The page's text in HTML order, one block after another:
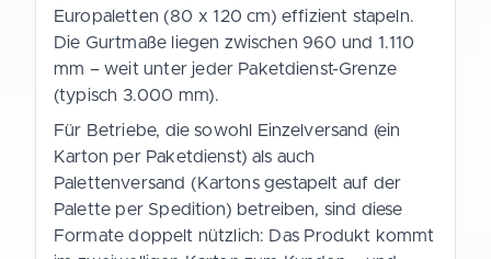
Europaletten (80 x 120 cm) effizient stapeln.
Die Gurtmaße liegen zwischen 960 und 1.110
mm – weit unter jeder Paketdienst-Grenze
(typisch 3.000 mm).
Für Betriebe, die sowohl Einzelversand (ein
Karton per Paketdienst) als auch
Palettenversand (Kartons gestapelt auf der
Palette per Spedition) betreiben, sind diese
Formate doppelt nützlich: Das Produkt kommt